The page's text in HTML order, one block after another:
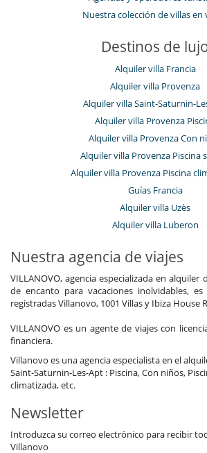
Nuestra colección de villas en
Destinos de
Alquiler villa Francia
Alquiler villa Provenza
Alquiler villa Saint-Saturnin-
Alquiler villa Provenza
Alquiler villa Provenza Con
Alquiler villa Provenza Piscina
Alquiler villa Provenza Piscina
Guías Francia
Alquiler villa Uzès
Alquiler villa Luberon
Nuestra agencia de viajes
VILLANOVO, agencia especializada en alquiler
de encanto para vacaciones inolvidables,
registradas Villanovo, 1001 Villas y Ibiza House
VILLANOVO es un agente de viajes con
financiera.
Villanovo es una agencia especialista en el
Saint-Saturnin-Les-Apt : Piscina, Con niños,
climatizada, etc.
Newsletter
Introduzca su correo electrónico para recibir
Villanovo